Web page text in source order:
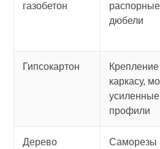
газобетон
распорные
дюбели
Гипсокартон
Крепление
каркасу,
усиленные
профили
Дерево
Саморезы